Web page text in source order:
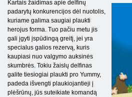
Kartais žaidimas apie delfinų
padarytų konkurencijos dėl nuotolis,
kuriame galima saugiai plaukti
herojus forma. Tuo pačiu metu jis
gali įgyti įspūdingą greitį, jei yra
specialus galios rezervą, kuris
kaupiasi nuo valgymo auksinės
skumbrės. Tokiu žaislų delfinas
galite tiesiogiai plaukti pro Yummy,
padeda išvengti plaukiojantieji į
plėšrūnų, jūs suteikiate komandą